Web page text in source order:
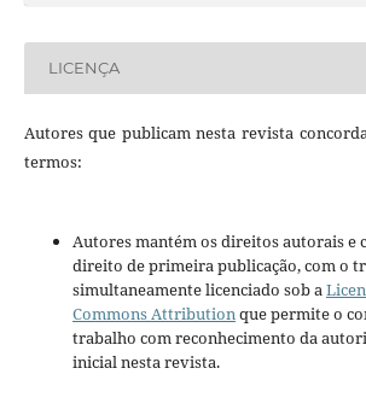
LICENÇA
Autores que publicam nesta revista
termos:
Autores mantém os direitos autorais e
direito de primeira publicação, com o
simultaneamente licenciado sob a
Commons Attributionque permite o
trabalho com reconhecimento da
inicial nesta revista.